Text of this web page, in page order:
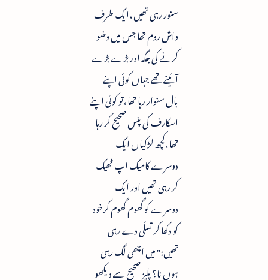
سنور رہی تھیں ،ایک طرف
واش روم تھا جس میں وضو
کرنے کی جگہ اور بڑے بڑے
آئینے تھے جہاں کوئی اپنے
بال سنوار رہا تھا ،تو کوئی اپنے
اسکارف کی پنس صحیح کر رہا
تھا ،کچھ لڑکیاں ایک
دوسرے کامیک اپ ٹھیک
کر رہی تھیں اور ایک
دوسرے کو گھوم گھوم کرخود
کو دکھا کر تسلّی دے رہی
تھیں:" میں اچھی لگ رہی
ہوں نا؟ پلیز صحیح سے دیکھو